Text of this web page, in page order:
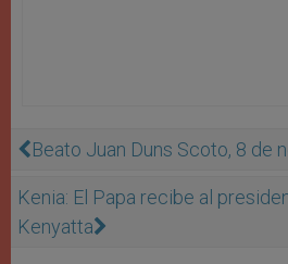
Beato Juan Duns Scoto, 8 de
Kenia: El Papa recibe al
Kenyatta